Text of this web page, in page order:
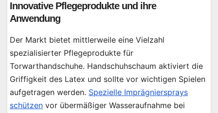
Innovative Pflegeprodukte und ihre
Anwendung
Der Markt bietet mittlerweile eine Vielzahl
spezialisierter Pflegeprodukte für
Torwarthandschuhe. Handschuhschaum aktiviert die
Griffigkeit des Latex und sollte vor wichtigen Spielen
aufgetragen werden. Spezielle Imprägniersprays
schützen vor übermäßiger Wasseraufnahme bei